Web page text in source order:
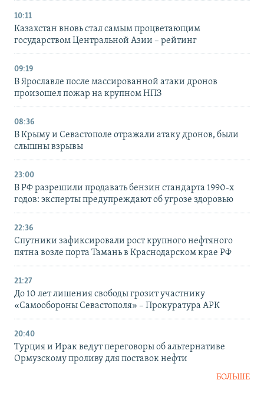
10:11
Казахстан вновь стал самым процветающим
государством Центральной Азии – рейтинг
09:19
В Ярославле после массированной атаки дронов
произошел пожар на крупном НПЗ
08:36
В Крыму и Севастополе отражали атаку дронов, были
слышны взрывы
23:00
В РФ разрешили продавать бензин стандарта 1990-х
годов: эксперты предупреждают об угрозе здоровью
22:36
Спутники зафиксировали рост крупного нефтяного
пятна возле порта Тамань в Краснодарском крае РФ
21:27
До 10 лет лишения свободы грозит участнику
«Самообороны Севастополя» – Прокуратура АРК
20:40
Турция и Ирак ведут переговоры об альтернативе
Ормузскому проливу для поставок нефти
БОЛЬШЕ